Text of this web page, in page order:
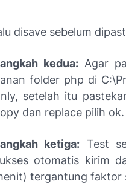
disave sebelum
kedua:Agar
folder php di
setelah itu
dan replace pilih ok.
ketiga: Test
otomatis kirim
tergantung faktor